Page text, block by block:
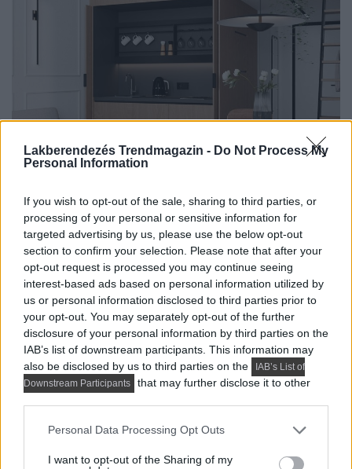
Lakberendezés Trendmagazin - Do Not Process My
Personal Information
If you wish to opt-out of the sale, sharing to third parties, or
processing of your personal or sensitive information for
targeted advertising by us, please use the below opt-out
section to confirm your selection. Please note that after your
opt-out request is processed you may continue seeing
interest-based ads based on personal information utilized by
us or personal information disclosed to third parties prior to
your opt-out. You may separately opt-out of the further
disclosure of your personal information by third parties on the
IAB’s list of downstream participants. This information may
also be disclosed by us to third parties on the
IAB’s List of
Downstream Participants
that may further disclose it to other
Please note that this website/app uses one or more Google
not limited to your visit or usage behaviour. You may click to
Personal Data Processing Opt Outs
I want to opt-out of the Sharing of my
Ebben a kétszintes, mindössze 24 négyzetméteres
stúdiólakásban a nagy belmagasság lehetővé tette egy
galériaszint kialakítását, ahol egy...
ELOLVASOM DETAILS
HÁZAK, ENTERIŐRÖK - INSPIRÁCIÓ KÉPEKBEN
Négy szoba, két szint, több stílus:
lakás, ahol a klasszikus részletek és a
modern funkcionalitás találkoznak